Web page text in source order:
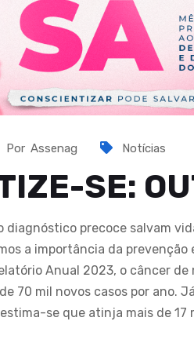
Por Assenag Notícias
SE:
diagnóstico precoce salvam
a importância da
Anual 2023, o câncer
70 mil novos casos por ano.
se que atinja mais de 17